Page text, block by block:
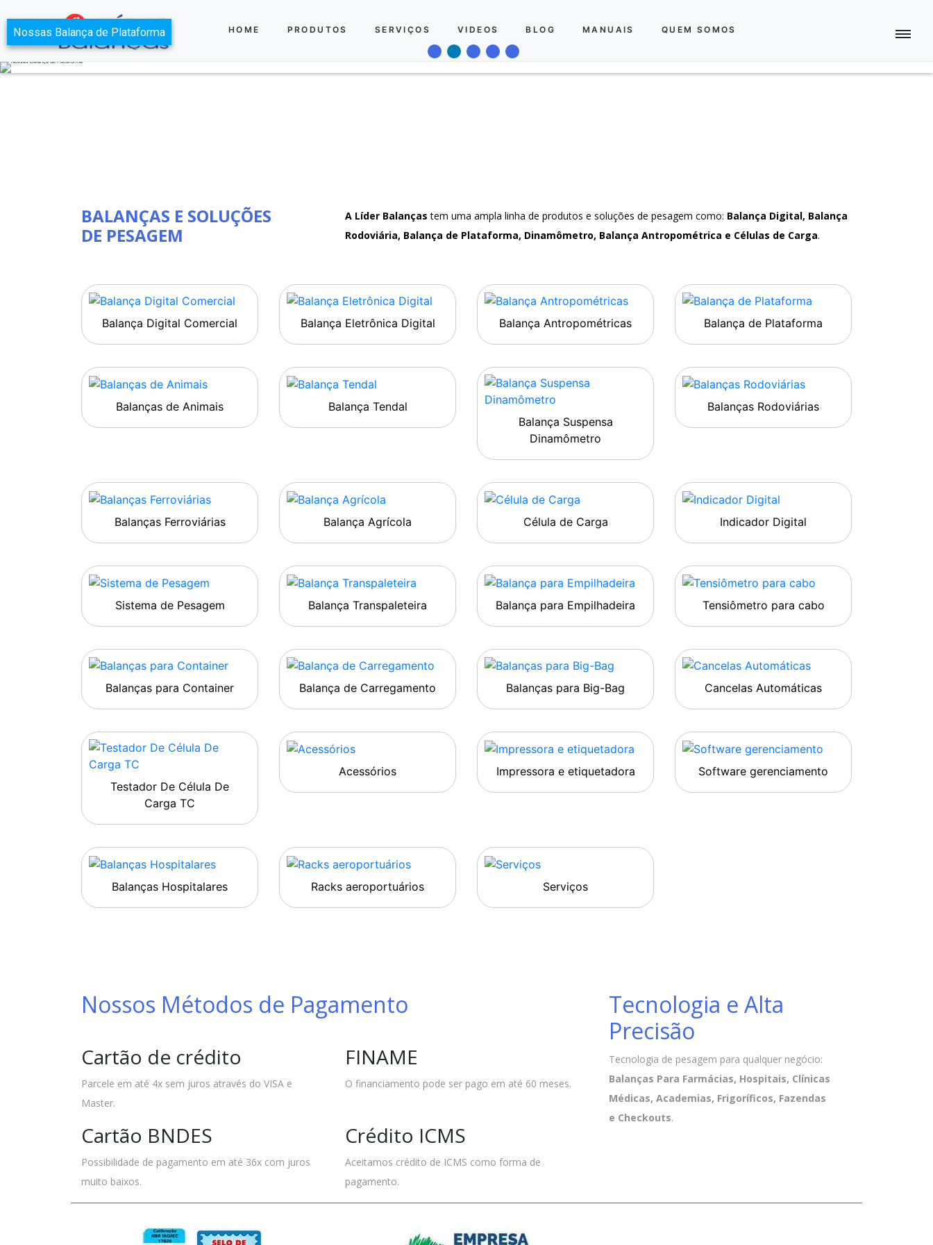
HOME PRODUTOS SERVIÇOS VIDEOS BLOG MANUAIS QUEM SOMOS
Nossas Balança de Plataforma
BALANÇAS E SOLUÇÕES
DE PESAGEM
A Líder Balanças tem uma ampla linha de produtos e soluções de pesagem como: Balança Digital, Balança
Rodoviária, Balança de Plataforma, Dinamômetro, Balança Antropométrica e Células de Carga.
Balança Digital Comercial Balança Eletrônica Digital Balança Antropométricas Balança de Plataforma
Balanças de Animais
Balança Tendal
Balança Suspensa
Dinamômetro
Balanças Rodoviárias
Balanças Ferroviárias Balança Agrícola Célula de Carga Indicador Digital
Sistema de Pesagem Balança Transpaleteira Balança para Empilhadeira Tensiômetro para cabo
Balanças para Container Balança de Carregamento Balanças para Big-Bag Cancelas Automáticas
Testador De Célula De
Carga TC
Acessórios Impressora e etiquetadora Software gerenciamento
Balanças Hospitalares Racks aeroportuários Serviços
Nossos Métodos de Pagamento
Cartão de crédito
Parcele em até 4x sem juros através do VISA e
Master.
FINAME
O financiamento pode ser pago em até 60 meses.
Cartão BNDES
Possibilidade de pagamento em até 36x com juros
muito baixos.
Crédito ICMS
Aceitamos crédito de ICMS como forma de
pagamento.
Tecnologia e Alta
Precisão
Tecnologia de pesagem para qualquer negócio:
Balanças Para Farmácias, Hospitais, Clínicas
Médicas, Academias, Frigoríficos, Fazendas
e Checkouts.